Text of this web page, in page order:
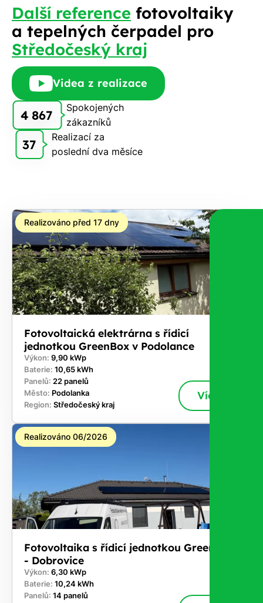
mail
Rádi
Vám
zdarma
pošleme,
na co
máte
nárok.
a nic Vás
to
nestojí.
Další reference fotovoltaiky
a tepelných čerpadel pro
Středočeský kraj
Videa z realizace
4 867
Spokojených
zákazníků
37
Realizací za
poslední dva měsíce
Realizováno před 17 dny
Fotovoltaická elektrárna s řídicí
jednotkou GreenBox v Podolance
Výkon: 9,90 kWp
Baterie: 10,65 kWh
Panelů: 22 panelů
Město: Podolanka
Region: Středočeský kraj
Více
Realizováno 06/2026
Fotovoltaika s řídicí jednotkou GreenBox
- Dobrovice
Výkon: 6,30 kWp
Baterie: 10,24 kWh
Panelů: 14 panelů